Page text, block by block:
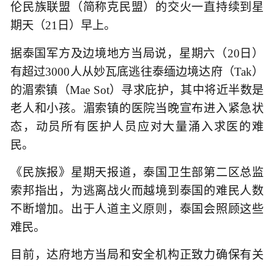
伦民族联盟（简称克民盟）的交火一直持续到星
期天（21日）早上。
据泰国军方及边境地方当局说，星期六（20日）
有超过3000人从妙瓦底逃往泰缅边境达府（Tak）
的湄索镇（Mae Sot）寻求庇护，其中将近半数是
老人和小孩。湄索镇的医院当晚宣布进入紧急状
态，动员所有医护人员应对大量涌入求医的难
民。
《民族报》星期天报道，泰国卫生部第二区总监
索邦指出，为逃离战火而越境到泰国的难民人数
不断增加。出于人道主义原则，泰国会照顾这些
难民。
目前，达府地方当局和安全机构正致力确保有关